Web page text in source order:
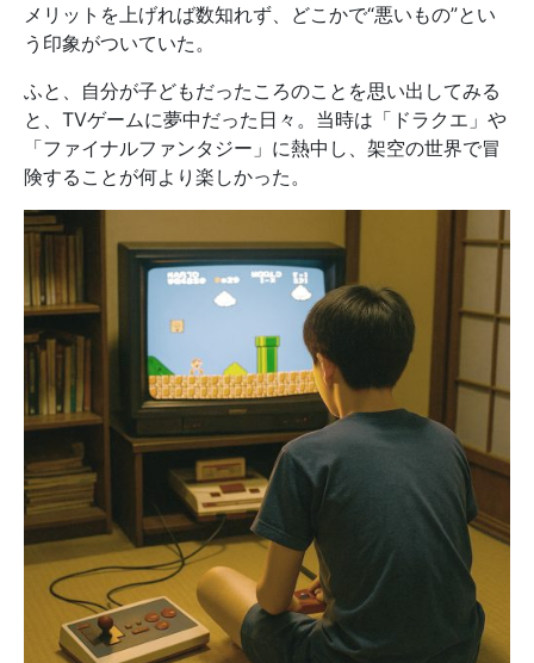
メリットを上げれば数知れず、どこかで“悪いもの”とい
う印象がついていた。
ふと、自分が子どもだったころのことを思い出してみる
と、TVゲームに夢中だった日々。当時は「ドラクエ」や
「ファイナルファンタジー」に熱中し、架空の世界で冒
険することが何より楽しかった。